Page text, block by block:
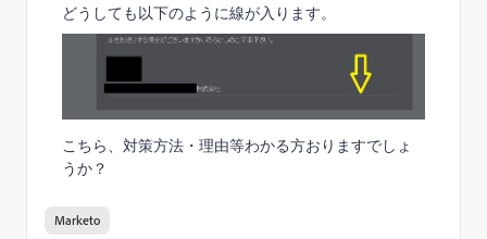
どうしても以下のように線が入ります。
こちら、対策方法・理由等わかる方おりますでしょ
うか？
Marketo